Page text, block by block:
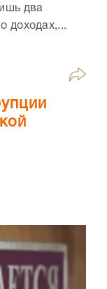
два
доходах,...